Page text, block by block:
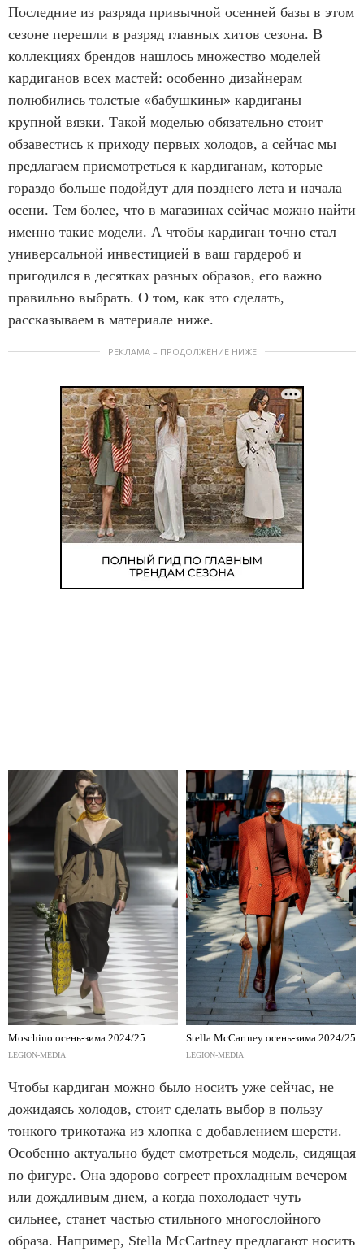
Последние из разряда привычной осенней базы в этом
сезоне перешли в разряд главных хитов сезона. В
коллекциях брендов нашлось множество моделей
кардиганов всех мастей: особенно дизайнерам
полюбились толстые «бабушкины» кардиганы
крупной вязки. Такой моделью обязательно стоит
обзавестись к приходу первых холодов, а сейчас мы
предлагаем присмотреться к кардиганам, которые
гораздо больше подойдут для позднего лета и начала
осени. Тем более, что в магазинах сейчас можно найти
именно такие модели. А чтобы кардиган точно стал
универсальной инвестицией в ваш гардероб и
пригодился в десятках разных образов, его важно
правильно выбрать. О том, как это сделать,
рассказываем в материале ниже.
РЕКЛАМА – ПРОДОЛЖЕНИЕ НИЖЕ
Moschino осень-зима 2024/25
LEGION-MEDIA
Stella McCartney осень-зима 2024/25
LEGION-MEDIA
Чтобы кардиган можно было носить уже сейчас, не
дожидаясь холодов, стоит сделать выбор в пользу
тонкого трикотажа из хлопка с добавлением шерсти.
Особенно актуально будет смотреться модель, сидящая
по фигуре. Она здорово согреет прохладным вечером
или дождливым днем, а когда похолодает чуть
сильнее, станет частью стильного многослойного
образа. Например, Stella McCartney предлагают носить